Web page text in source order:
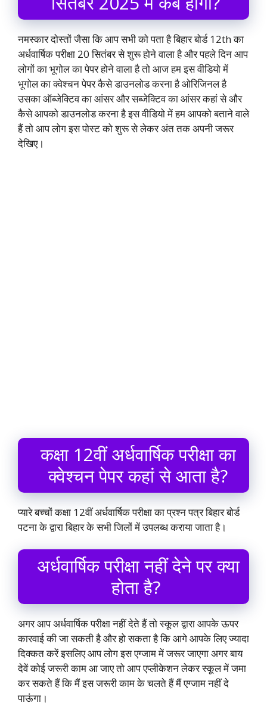
नमस्कार दोस्तों जैसा कि आप सभी को पता है बिहार बोर्ड 12th का
अर्धवार्षिक परीक्षा 20 सितंबर से शुरू होने वाला है और पहले दिन आप
लोगों का भूगोल का पेपर होने वाला है तो आज हम इस वीडियो में
भूगोल का क्वेश्चन पेपर कैसे डाउनलोड करना है ओरिजिनल है
उसका ऑब्जेक्टिव का आंसर और सब्जेक्टिव का आंसर कहां से और
कैसे आपको डाउनलोड करना है इस वीडियो में हम आपको बताने वाले
हैं तो आप लोग इस पोस्ट को शुरू से लेकर अंत तक अपनी जरूर
देखिए।
कक्षा 12वीं अर्धवार्षिक परीक्षा का
क्वेश्चन पेपर कहां से आता है?
प्यारे बच्चों कक्षा 12वीं अर्धवार्षिक परीक्षा का प्रश्न पत्र बिहार बोर्ड
पटना के द्वारा बिहार के सभी जिलों में उपलब्ध कराया जाता है।
अर्धवार्षिक परीक्षा नहीं देने पर क्या
होता है?
अगर आप अर्धवार्षिक परीक्षा नहीं देते हैं तो स्कूल द्वारा आपके ऊपर
कारवाई की जा सकती है और हो सकता है कि आगे आपके लिए ज्यादा
दिक्कत करें इसलिए आप लोग इस एग्जाम में जरूर जाएगा अगर बाय
देवें कोई जरूरी काम आ जाए तो आप एप्लीकेशन लेकर स्कूल में जमा
कर सकते हैं कि मैं इस जरूरी काम के चलते हैं मैं एग्जाम नहीं दे
पाऊंगा।